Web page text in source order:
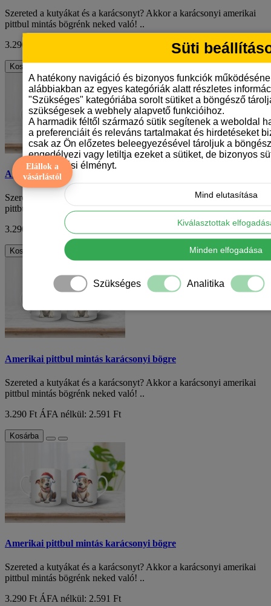
Szereted a kutyákat és a karácsonyt? Akkor a karácsonyi amerikai
pittbul mintás bögrénk neked való! ..
3.290 Ft
Kosárba
Amerikai pittbul mintás karácsonyi bögre
Szereted a kutyákat és a karácsonyt? Akkor a karácsonyi amerikai
pittbul mintás bögrénk neked való! ..
3.290 Ft
ÁFA nélkül: 2.591 Ft
Kosárba
Amerikai pittbul mintás karácsonyi bögre
Szereted a kutyákat és a karácsonyt? Akkor a karácsonyi amerikai
pittbul mintás bögrénk neked való! ..
3.290 Ft ÁFA nélkül: 2.591 Ft
Kosárba
Amerikai pittbul mintás karácsonyi bögre
Szereted a kutyákat és a karácsonyt? Akkor a karácsonyi amerikai
pittbul mintás bögrénk neked való! ..
3.290 FtÁFA nélkül: 2.591 Ft
Elállok a
vásárlástól
Süti
A hatékony navigáció és bizonyos funkciók
alábbiakban az egyes kategóriák alatt részletes
"Szükséges" kategóriába sorolt sütiket a böngésző
szükségesek a webhely alapvető funkcióihoz.
A harmadik féltől származó sütik segítenek a weboldal
a preferenciáit és releváns tartalmakat és hirdetéseket
csak az Ön előzetes beleegyezésével tároljuk a
engedélyezi vagy letiltja ezeket a sütiket, de bizonyos
böngészési élményt.
Mind elutasítása
Kiválasztottak
Minden elfogadása
Szükséges Analitika